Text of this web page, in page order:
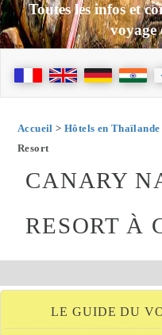
Toutes les infos et
voyage
Accueil > Hôtels en Thaïlande
Resort
CANARY
RESORT À
LE GUIDE DU